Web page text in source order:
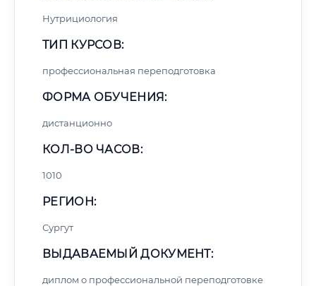
Нутрициология
ТИП КУРСОВ:
профессиональная переподготовка
ФОРМА ОБУЧЕНИЯ:
дистанционно
КОЛ-ВО ЧАСОВ:
1010
РЕГИОН:
Сургут
ВЫДАВАЕМЫЙ ДОКУМЕНТ:
диплом о профессиональной переподготовке